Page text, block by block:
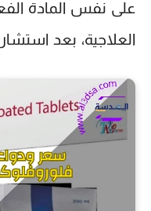
على نفس المادة
العلاجية، بعد